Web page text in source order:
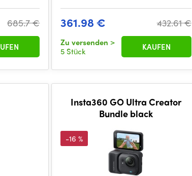
685.7 € 361.98 € 432.61 €
Zu versenden >
5 Stück
KAUFEN
Insta360 GO Ultra Creator
Bundle black
-16 %